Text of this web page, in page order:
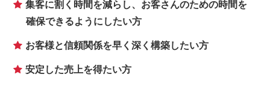
集客に割く時間を減らし、お客さんのための時間を
確保できるようにしたい方
お客様と信頼関係を早く深く構築したい方
安定した売上を得たい方